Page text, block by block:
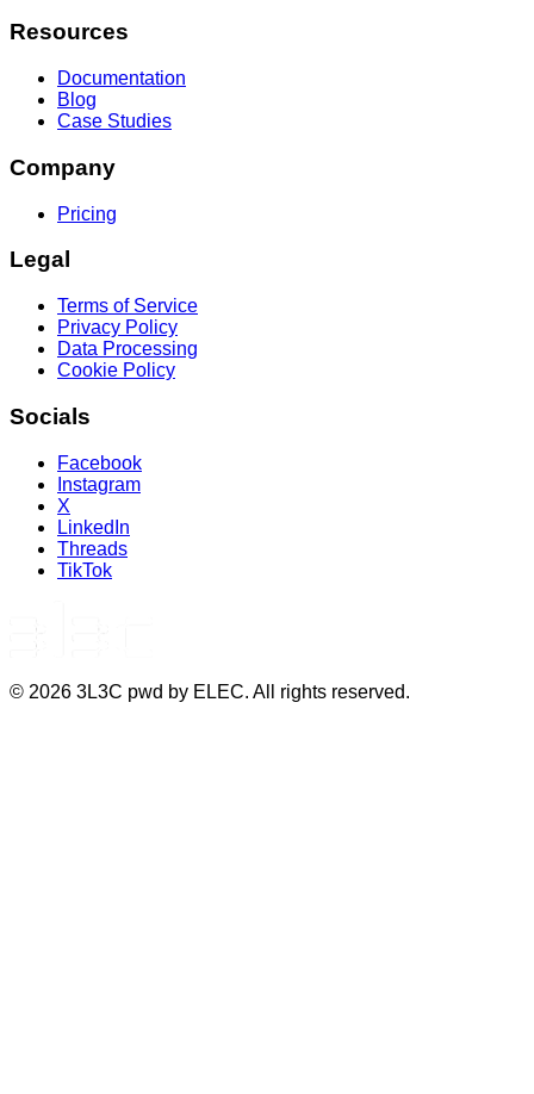
Resources
Documentation
Blog
Case Studies
Company
Pricing
Legal
Terms of Service
Privacy Policy
Data Processing
Cookie Policy
Socials
Facebook
Instagram
X
LinkedIn
Threads
TikTok
© 2026 3L3C pwd by ELEC. All rights reserved.